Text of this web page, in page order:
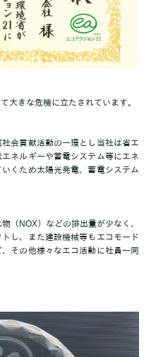
大きな危機に立たされています。
会貢献活動の一環とし当社は省エ
ネルギーや蓄電システム等にエネ
くため太陽光発電、蓄電システム
（NOX）などの排出量が少なく、
し、また建設機械等もエコモード
その他様々なエコ活動に社員一同